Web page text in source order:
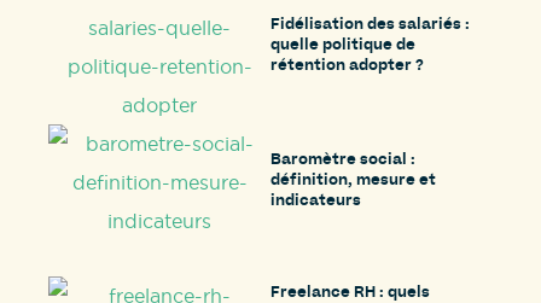
Fidélisation des salariés :
quelle politique de
rétention adopter ?
Baromètre social :
définition, mesure et
indicateurs
Freelance RH : quels